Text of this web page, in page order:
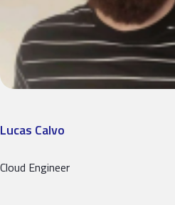
Lucas Calvo
Cloud Engineer